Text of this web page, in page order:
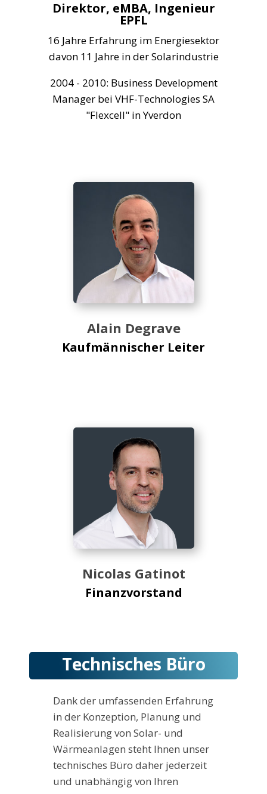
Direktor, eMBA, Ingenieur
EPFL
16 Jahre Erfahrung im Energiesektor
davon 11 Jahrein der Solarindustrie
2004 - 2010: Business Development
Manager bei VHF-Technologies SA
"Flexcell" in Yverdon
Alain Degrave
Kaufmännischer Leiter
Nicolas Gatinot
Finanzvorstand
Technisches Büro
Dank der umfassenden Erfahrung
in der Konzeption, Planung und
Realisierung von Solar- und
Wärmeanlagen steht Ihnen unser
technisches Büro daher jederzeit
und unabhängig von Ihren